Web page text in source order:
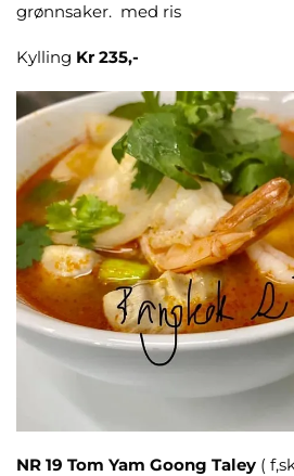
grønnsaker. med ris
Kylling Kr 235,-
NR 19 Tom Yam Goong Taley (